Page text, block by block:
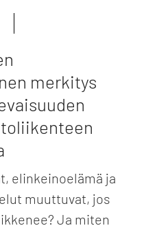
merkitys
elinkeinoelämä ja
muuttuvat, jos
Ja miten